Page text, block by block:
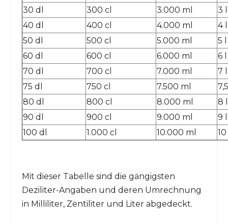
30 dl
300 cl 3.000 ml
3 l
40 dl
400 cl 4.000 ml
4 l
50 dl
500 cl 5.000 ml
5 l
60 dl
600 cl 6.000 ml
6 l
70 dl
700 cl 7.000 ml
7 l
75 dl
750 cl 7.500 ml
80 dl
800 cl 8.000 ml
8 l
90 dl
900 cl 9.000 ml
9 l
100 dl
1.000 cl 10.000 ml
Mit dieser Tabelle sind die gängigsten
Deziliter-Angaben und deren Umrechnung
in Milliliter, Zentiliter und Liter abgedeckt.